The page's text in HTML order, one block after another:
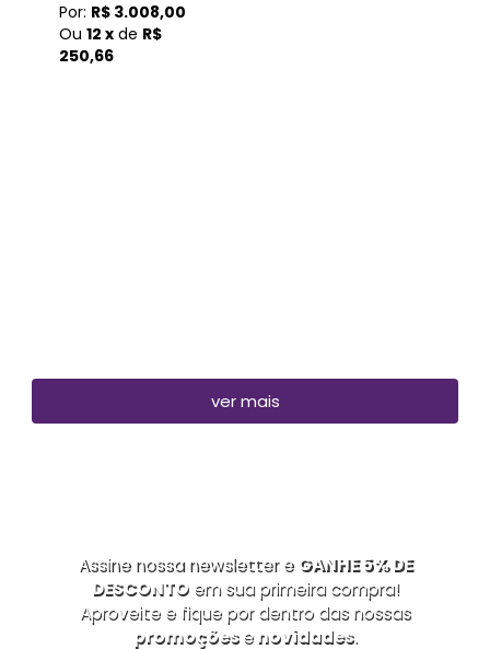
Por: R$ 3.008,00
Ou 12 x de R$
250,66
ver mais
Assine nossa newsletter e GANHE 5% DE
DESCONTOem sua primeira compra!
Aproveite e fique por dentro das nossas
promoçõesenovidades.